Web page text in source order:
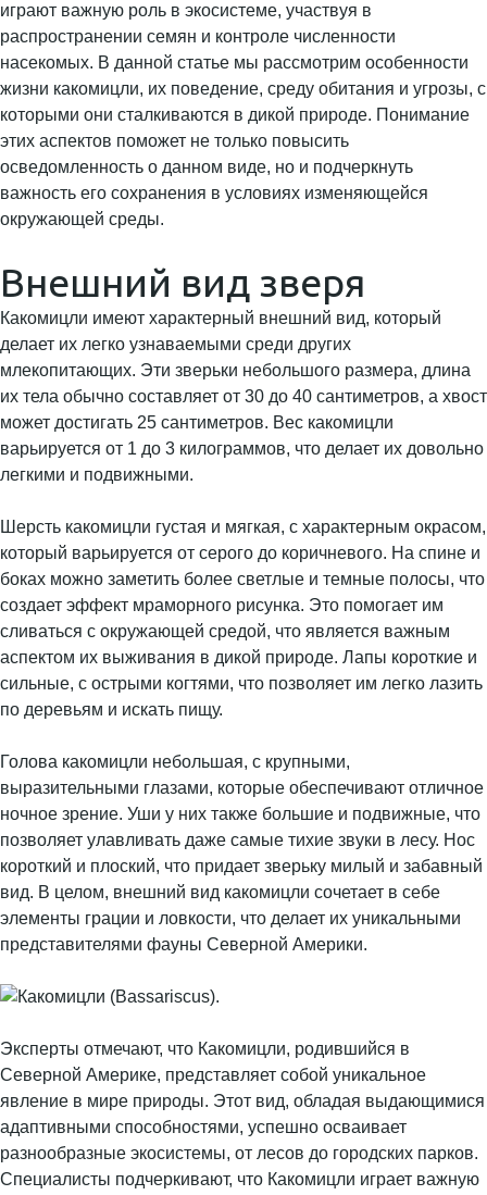
играют важную роль в экосистеме, участвуя в
распространении семян и контроле численности
насекомых. В данной статье мы рассмотрим особенности
жизни какомицли, их поведение, среду обитания и угрозы, с
которыми они сталкиваются в дикой природе. Понимание
этих аспектов поможет не только повысить
осведомленность о данном виде, но и подчеркнуть
важность его сохранения в условиях изменяющейся
окружающей среды.
Внешний вид зверя
Какомицли имеют характерный внешний вид, который
делает их легко узнаваемыми среди других
млекопитающих. Эти зверьки небольшого размера, длина
их тела обычно составляет от 30 до 40 сантиметров, а хвост
может достигать 25 сантиметров. Вес какомицли
варьируется от 1 до 3 килограммов, что делает их довольно
легкими и подвижными.
Шерсть какомицли густая и мягкая, с характерным окрасом,
который варьируется от серого до коричневого. На спине и
боках можно заметить более светлые и темные полосы, что
создает эффект мраморного рисунка. Это помогает им
сливаться с окружающей средой, что является важным
аспектом их выживания в дикой природе. Лапы короткие и
сильные, с острыми когтями, что позволяет им легко лазить
по деревьям и искать пищу.
Голова какомицли небольшая, с крупными,
выразительными глазами, которые обеспечивают отличное
ночное зрение. Уши у них также большие и подвижные, что
позволяет улавливать даже самые тихие звуки в лесу. Нос
короткий и плоский, что придает зверьку милый и забавный
вид. В целом, внешний вид какомицли сочетает в себе
элементы грации и ловкости, что делает их уникальными
представителями фауны Северной Америки.
Эксперты отмечают, что Какомицли, родившийся в
Северной Америке, представляет собой уникальное
явление в мире природы. Этот вид, обладая выдающимися
адаптивными способностями, успешно осваивает
разнообразные экосистемы, от лесов до городских парков.
Специалисты подчеркивают, что Какомицли играет важную